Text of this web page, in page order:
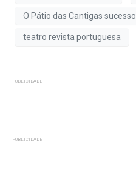
O Pátio das Cantigas sucesso
teatro revista portuguesa
PUBLICIDADE
PUBLICIDADE